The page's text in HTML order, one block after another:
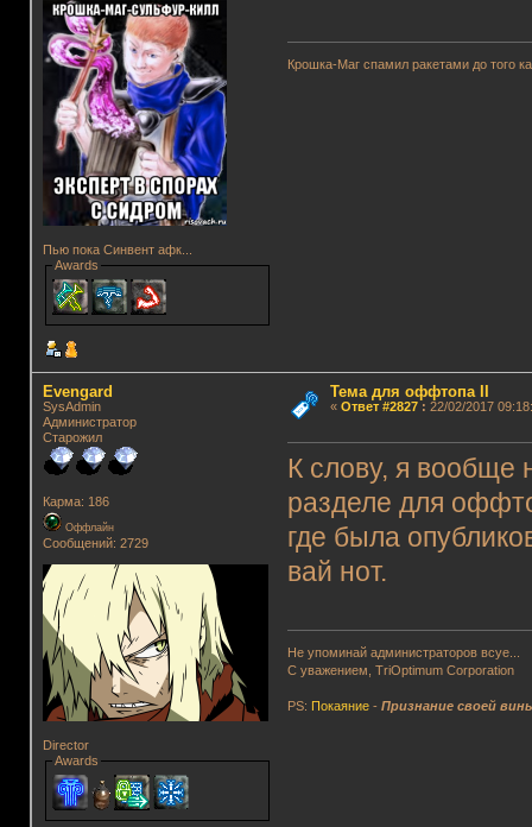
Пью пока Синвент афк...
Awards
Крошка-Маг спамил ракетами до того
Evengard
SysAdmin
Администратор
Старожил
Карма: 186
Оффлайн
Сообщений: 2729
Director
Awards
Тема для оффтопа II
« Ответ #2827: 22/02/2017
К слову, я вообще
разделе для
где была
вай нот.
Не упоминай администраторов всуе...
С уважением, TriOptimum Corporation
PS: Покаяние -Признание своей